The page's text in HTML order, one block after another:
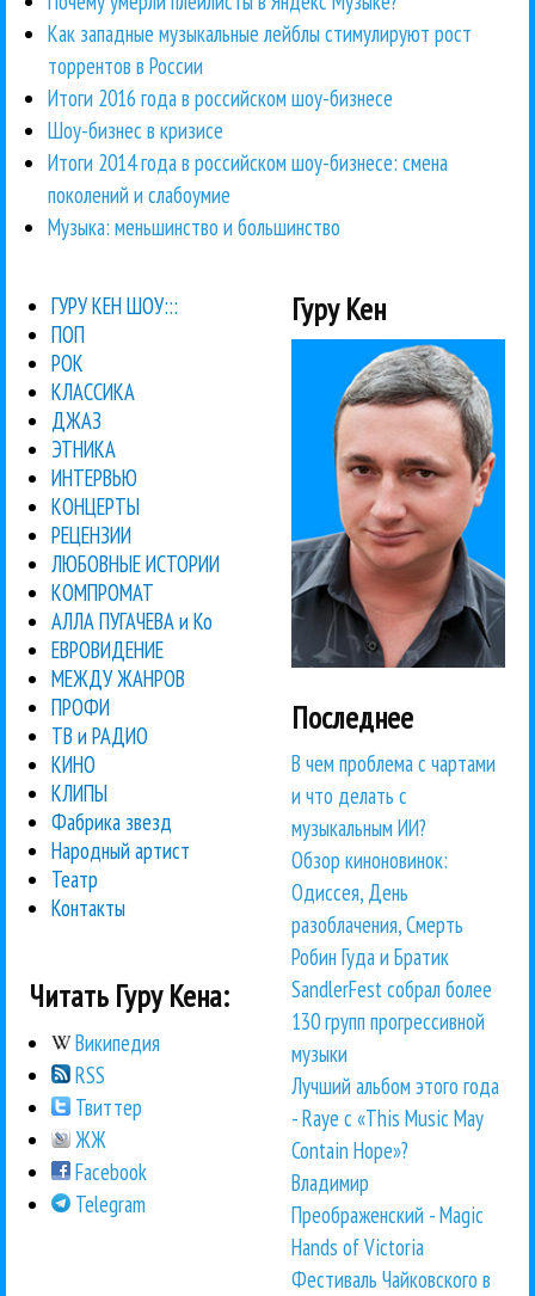
Как западные музыкальные лейблы стимулируют рост
торрентов в России
Итоги 2016 года в российском шоу-бизнесе
Шоу-бизнес в кризисе
Итоги 2014 года в российском шоу-бизнесе: смена
поколений и слабоумие
Музыка: меньшинство и большинство
ГУРУ КЕН ШОУ:::
ПОП
РОК
КЛАССИКА
ДЖАЗ
ЭТНИКА
ИНТЕРВЬЮ
КОНЦЕРТЫ
РЕЦЕНЗИИ
ЛЮБОВНЫЕ ИСТОРИИ
КОМПРОМАТ
АЛЛА ПУГАЧЕВА и Ко
ЕВРОВИДЕНИЕ
МЕЖДУ ЖАНРОВ
ПРОФИ
ТВ и РАДИО
КИНО
КЛИПЫ
Фабрика звезд
Народный артист
Театр
Контакты
Читать Гуру Кена:
Википедия
RSS
Твиттер
ЖЖ
Facebook
Telegram
Гуру Кен
Последнее
В чем проблема с чартами
и что делать с
музыкальным ИИ?
Обзор киноновинок:
Одиссея, День
разоблачения, Смерть
Робин Гуда и Братик
SandlerFest собрал более
130 групп прогрессивной
музыки
Лучший альбом этого года
- Raye с «This Music May
Contain Hope»?
Владимир
Преображенский - Magic
Hands of Victoria
Фестиваль Чайковского в